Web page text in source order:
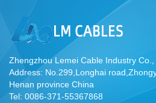
Zhengzhou Lemei Cable Industry Co.,
Address: No.299,Longhai
Henan province China
Tel: 0086-371-55367868